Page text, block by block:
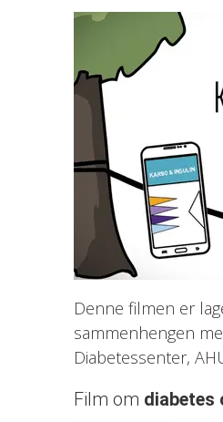
Denne filmen er
sammenhengen
Diabetessenter,
Film om diabetes